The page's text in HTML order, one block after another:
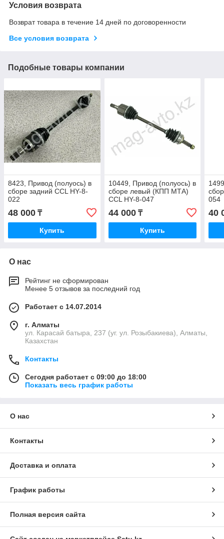
Условия возврата
Возврат товара в течение 14 дней по договоренности
Все условия возврата
Подобные товары компании
8423, Привод (полуось) в
сборе задний CCL HY-8-
022
48 000 ₸
Купить
10449, Привод (полуось) в
сборе левый (КПП МТА)
CCL HY-8-047
44 000₸
Купить
054
40
О нас
Рейтинг не сформирован
Менее 5 отзывов за последний год
Работает с 14.07.2014
г. Алматы
ул. Карасай батыра, 237 (уг. ул. Розыбакиева), Алматы,
Казахстан
Контакты
Сегодня работает с 09:00 до 18:00
Показать весь график работы
О нас
Контакты
Доставка и оплата
График работы
Полная версия сайта